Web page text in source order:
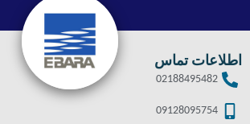
اطلاعات تماس
02188495482
09128095754